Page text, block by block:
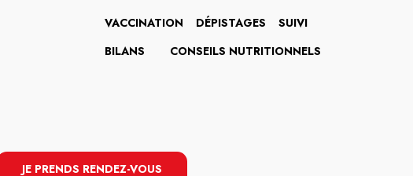
VACCINATION DÉPISTAGES
SUIVI
BILANS
CONSEILS NUTRITIONNELS
JE PRENDS RENDEZ-VOUS